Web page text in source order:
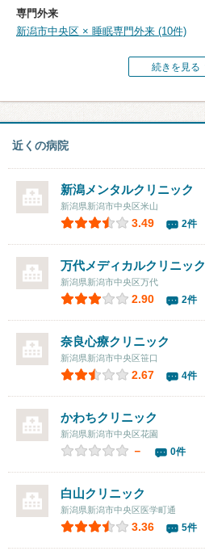
専門外来
新潟市中央区 × 睡眠専門外来 (10件)
続きを見る
近くの病院
新潟メンタルクリニック
新潟県新潟市中央区米山
3.49 2件
万代メディカルクリニック
新潟県新潟市中央区万代
2.90 2件
奈良心療クリニック
新潟県新潟市中央区笹口
2.67 4件
かわちクリニック
新潟県新潟市中央区花園
－ 0件
白山クリニック
新潟県新潟市中央区医学町通
3.36 5件